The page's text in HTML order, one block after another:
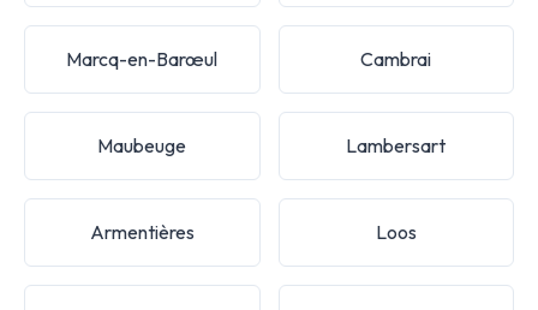
Marcq-en-Barœul Cambrai
Maubeuge Lambersart
Armentières Loos